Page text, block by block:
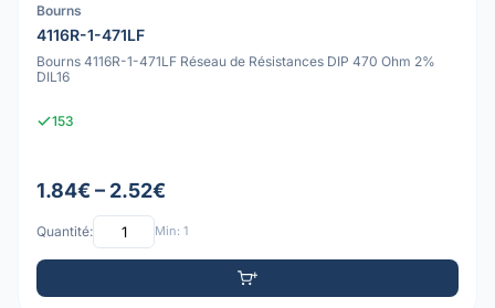
Bourns
4116R-1-471LF
Bourns 4116R-1-471LF Réseau de Résistances DIP 470 Ohm 2%
DIL16
153
1.84€ – 2.52€
Quantité: Min: 1